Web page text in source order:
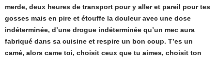
merde, deux heures de transport pour y aller et pareil pour tes
gosses mais en pire et étouffe la douleur avec une dose
indéterminée, d’une drogue indéterminée qu’un mec aura
fabriqué dans sa cuisine et respire un bon coup. T’es un
camé, alors came toi, choisit ceux que tu aimes, choisit ton